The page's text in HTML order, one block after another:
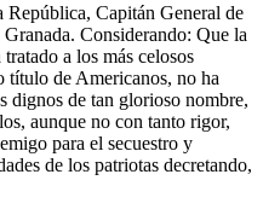
Capitán General de
Considerando: Que la
a los más celosos
título de Americanos, no ha
dignos de tan glorioso nombre,
aunque no con tanto rigor,
para el secuestro y
de los patriotas decretando,